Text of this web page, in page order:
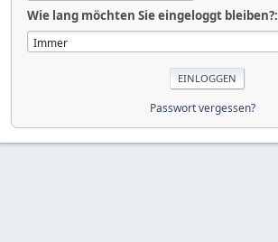
Wie lang möchten Sie eingeloggt bleiben?:
Passwort vergessen?